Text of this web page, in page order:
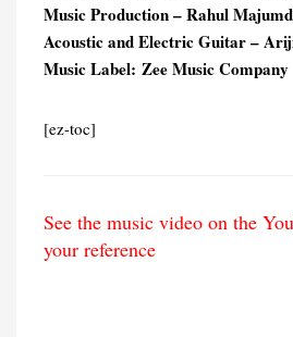
Music Production – Rahul
Acoustic and Electric Guitar –
Music Label: Zee Music Company
[ez-toc]
See the music video on the
your reference